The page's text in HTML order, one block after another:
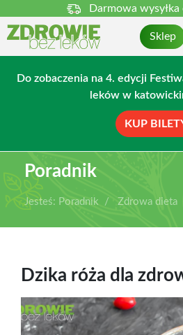
Darmowa wysyłka
Sklep
Do zobaczenia na 4. edycji
leków w
KUP
Poradnik
Jesteś: Poradnik Zdrowa dieta
Dzika róża dla